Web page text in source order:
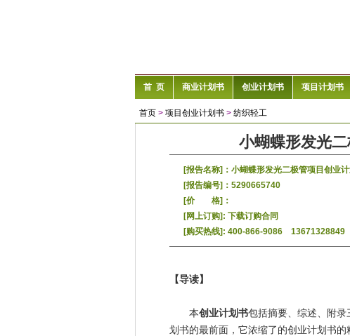
首 页
商业计划书 创业计划书 项目计划书
首页 > 项目创业计划书 > 纺织轻工
小蝴蝶形发光
[报告名称]：小蝴蝶形发光二极管项目创业
[报告编号]：5290665740
[价 格]：
[网上订购]:下载订购合同
[购买热线]: 400-866-9086 13671328849
【导读】
本创业计划书包括摘要、综述、附
划书的最前面，它浓缩了的创业计划书